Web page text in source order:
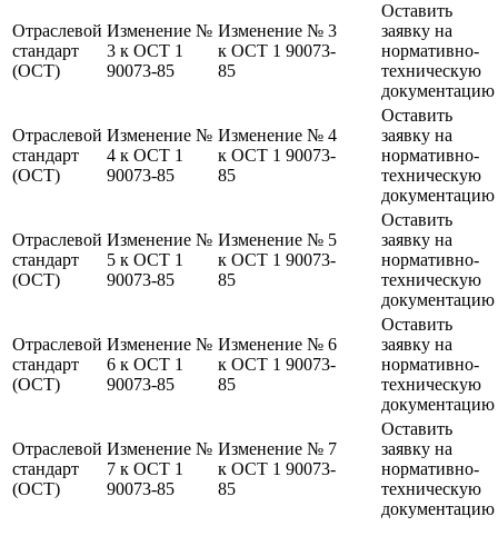
Отраслевой
стандарт
(ОСТ)
Изменение №
3 к ОСТ 1
90073-85
Изменение № 3
к ОСТ 1 90073-
85
Оставить
заявку на
нормативно-
техническую
документацию
Отраслевой
стандарт
(ОСТ)
Изменение №
4 к ОСТ 1
90073-85
Изменение № 4
к ОСТ 1 90073-
85
Оставить
заявку на
нормативно-
техническую
документацию
Отраслевой
стандарт
(ОСТ)
Изменение №
5 к ОСТ 1
90073-85
Изменение № 5
к ОСТ 1 90073-
85
Оставить
заявку на
нормативно-
техническую
документацию
Отраслевой
стандарт
(ОСТ)
Изменение №
6 к ОСТ 1
90073-85
Изменение № 6
к ОСТ 1 90073-
85
Оставить
заявку на
нормативно-
техническую
документацию
Отраслевой
стандарт
(ОСТ)
Изменение №
7 к ОСТ 1
90073-85
Изменение № 7
к ОСТ 1 90073-
85
Оставить
заявку на
нормативно-
техническую
документацию